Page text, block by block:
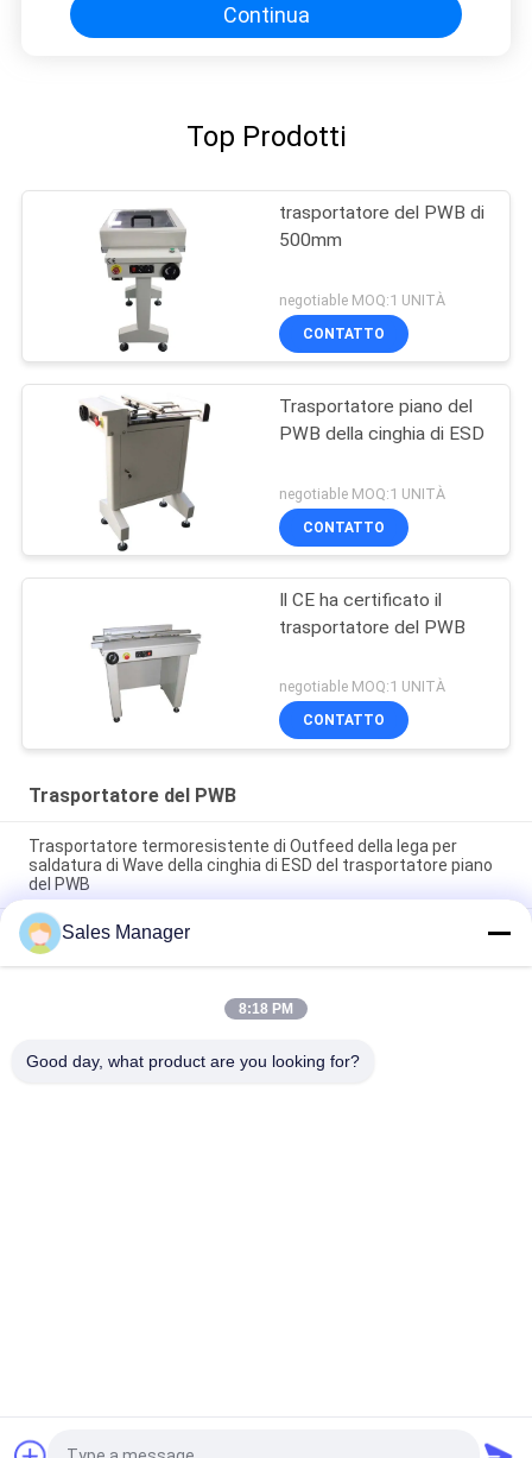
Continua
Top Prodotti
trasportatore del PWB di
500mm
negotiable MOQ:1 UNITÀ
CONTATTO
Trasportatore piano del
PWB della cinghia di ESD
negotiable MOQ:1 UNITÀ
CONTATTO
Il CE ha certificato il
trasportatore del PWB
negotiable MOQ:1 UNITÀ
CONTATTO
Trasportatore del PWB
Trasportatore termoresistente di Outfeed della lega per
saldatura di Wave della cinghia di ESD del trasportatore piano
del PWB
Lo SpA controlla il manuale del trasportatore del PWB del
passaggio pedonale 600mm di SMT con Front Fixed Rail
sistema di controllo dello SpA del trasportatore di
collegamento dell'attrezzatura di movimentazione di SMT del
Sales Manager
8:18 PM
Good day, what product are you looking for?